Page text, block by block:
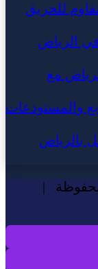
للحريق
الرياض
مع
والمستودعات
بالرياض